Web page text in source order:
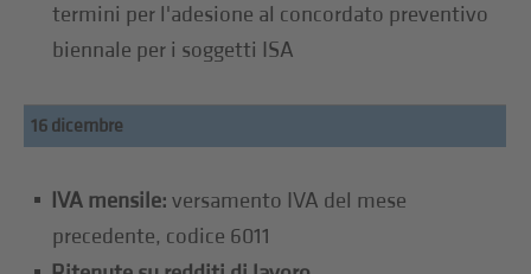
termini per l'adesione al concordato preventivo
biennale per i soggetti ISA
16 dicembre
IVA mensile: versamento IVA del mese
precedente, codice 6011